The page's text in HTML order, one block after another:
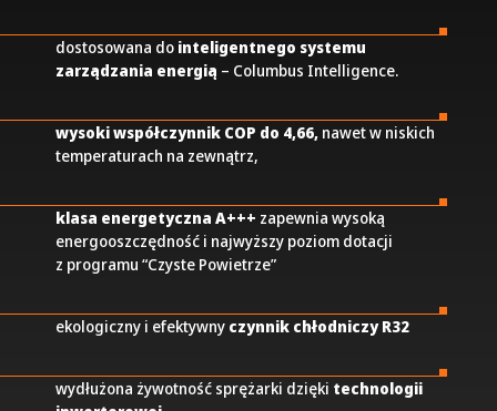
dostosowana do inteligentnego systemu
zarządzania energią – Columbus Intelligence.
wysoki współczynnik COP do 4,66, nawet w niskich
temperaturach na zewnątrz,
klasa energetyczna A+++ zapewnia wysoką
energooszczędność i najwyższy poziom dotacji
z programu “Czyste Powietrze”
ekologiczny i efektywny czynnik chłodniczy R32
wydłużona żywotność sprężarki dzięki technologii